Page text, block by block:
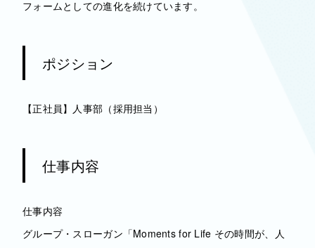
フォームとしての進化を続けています。
ポジション
【正社員】人事部（採用担当）
仕事内容
仕事内容
グループ・スローガン「Moments for Life その時間が、人